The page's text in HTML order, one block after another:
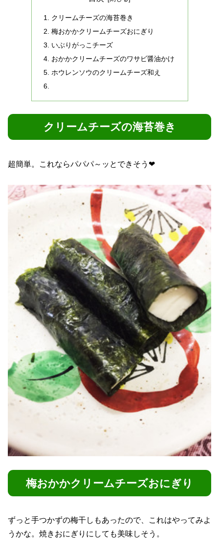
クリームチーズの海苔巻き
梅おかかクリームチーズおにぎり
いぶりがっこチーズ
おかかクリームチーズのワサビ醤油かけ
ホウレンソウのクリームチーズ和え
クリームチーズの海苔巻き
超簡単。これならパパパ～ッとできそう❤
梅おかかクリームチーズおにぎり
ずっと手つかずの梅干しもあったので、これはやってみよ
うかな。焼きおにぎりにしても美味しそう。